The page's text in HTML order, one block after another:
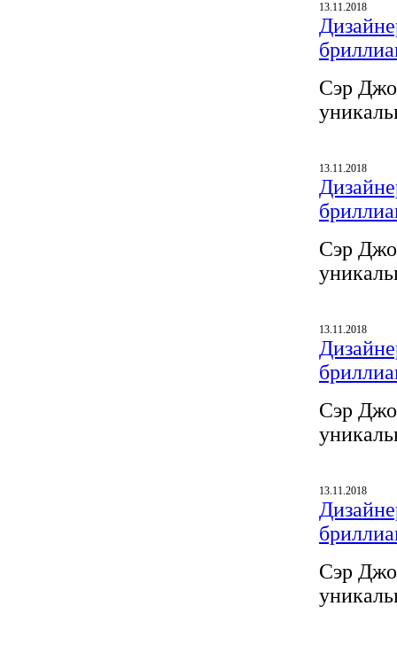
13.11.2018
Сэр
13.11.2018
Сэр
13.11.2018
Сэр
13.11.2018
Сэр